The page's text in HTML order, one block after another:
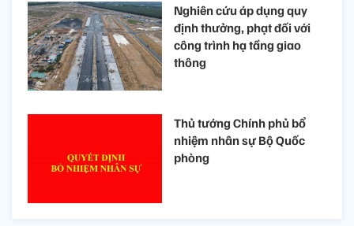
Nghiên cứu áp dụng quy
định thưởng, phạt đối với
công trình hạ tầng giao
thông
Thủ tướng Chính phủ bổ
nhiệm nhân sự Bộ Quốc
phòng